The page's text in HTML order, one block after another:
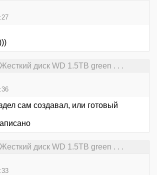
диск WD 1.5TB green . . .
сам создавал, или готовый
диск WD 1.5TB green . . .